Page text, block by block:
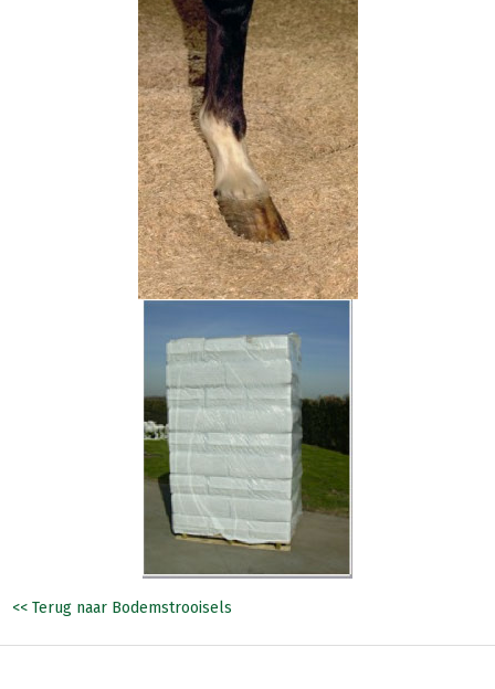
<< Terug naar Bodemstrooisels